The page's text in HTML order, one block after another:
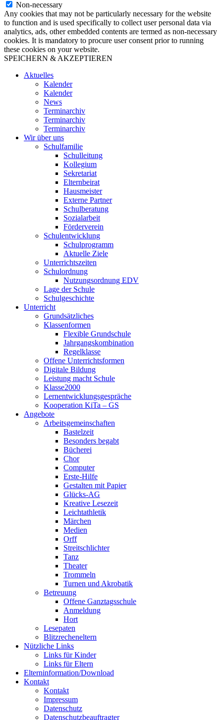
Non-necessary
Any cookies that may not be particularly necessary for the website
to function and is used specifically to collect user personal data via
analytics, ads, other embedded contents are termed as non-necessary
cookies. It is mandatory to procure user consent prior to running
these cookies on your website.
SPEICHERN & AKZEPTIEREN
Aktuelles
Kalender
Kalender
News
Terminarchiv
Terminarchiv
Terminarchiv
Wir über uns
Schulfamilie
Schulleitung
Kollegium
Sekretariat
Elternbeirat
Hausmeister
Externe Partner
Schulberatung
Sozialarbeit
Förderverein
Schulentwicklung
Schulprogramm
Aktuelle Ziele
Unterrichtszeiten
Schulordnung
Nutzungsordnung EDV
Lage der Schule
Schulgeschichte
Unterricht
Grundsätzliches
Klassenformen
Flexible Grundschule
Jahrgangskombination
Regelklasse
Offene Unterrichtsformen
Digitale Bildung
Leistung macht Schule
Klasse2000
Lernentwicklungsgespräche
Kooperation KiTa – GS
Angebote
Arbeitsgemeinschaften
Bastelzeit
Besonders begabt
Bücherei
Chor
Computer
Erste-Hilfe
Gestalten mit Papier
Glücks-AG
Kreative Lesezeit
Leichtathletik
Märchen
Medien
Orff
Streitschlichter
Tanz
Theater
Trommeln
Turnen und Akrobatik
Betreuung
Offene Ganztagsschule
Anmeldung
Hort
Lesepaten
Blitzrecheneltern
Nützliche Links
Links für Kinder
Links für Eltern
Elterninformation/Download
Kontakt
Kontakt
Impressum
Datenschutz
Datenschutzbeauftragter